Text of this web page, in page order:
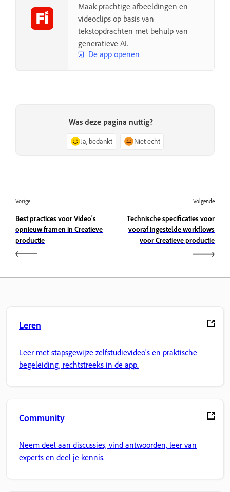
Maak prachtige afbeeldingen en
videoclips op basis van
tekstopdrachten met behulp van
generatieve AI.
De app openen
Was deze pagina nuttig?
Ja, bedankt Niet echt
Vorige
Best practices voor Video's
opnieuw framen in Creatieve
productie
Volgende
Technische specificaties voor
vooraf ingestelde workflows
voor Creatieve productie
Leren
Leer met stapsgewijze zelfstudievideo's en praktische
begeleiding, rechtstreeks in de app.
Community
Neem deel aan discussies, vind antwoorden, leer van
experts en deel je kennis.